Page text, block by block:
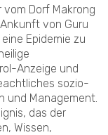
Dorf Makrong
von Guru
Epidemie zu
Anzeige und
sozio-
und Management.
das der
Wissen,